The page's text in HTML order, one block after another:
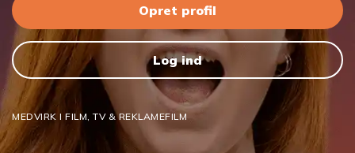
Opret profil
Log ind
MEDVIRK I FILM, TV & REKLAMEFILM